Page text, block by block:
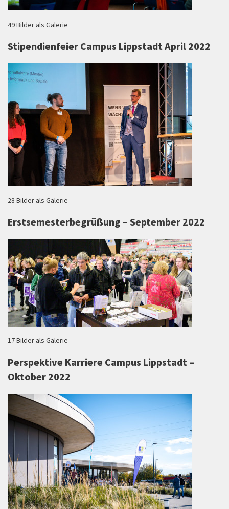
49 Bilder als Galerie
Stipendienfeier Campus Lippstadt April 2022
28 Bilder als Galerie
Erstsemesterbegrüßung – September 2022
17 Bilder als Galerie
Perspektive Karriere Campus Lippstadt –
Oktober 2022